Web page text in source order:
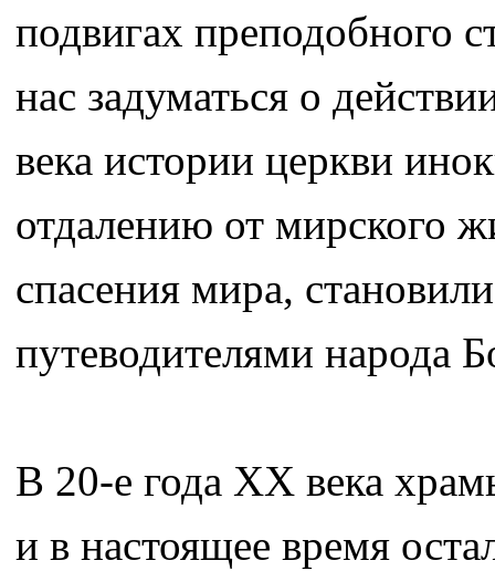
подвигах преподобного
нас задуматься о
века истории церкви
отдалению от мирского
спасения мира,
путеводителями народа
В 20-е года ХХ века
и в настоящее время